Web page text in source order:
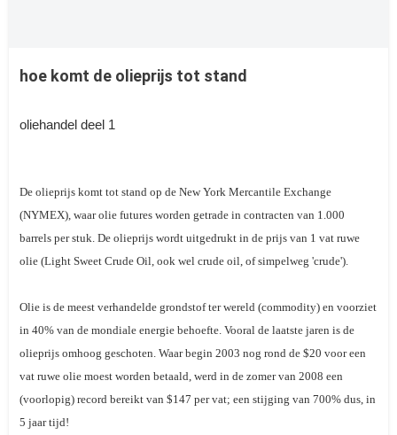
hoe komt de olieprijs tot stand
oliehandel deel 1
De olieprijs komt tot stand op de New York Mercantile Exchange
(NYMEX), waar olie futures worden getrade in contracten van 1.000
barrels per stuk. De olieprijs wordt uitgedrukt in de prijs van 1 vat ruwe
olie (Light Sweet Crude Oil, ook wel crude oil, of simpelweg 'crude').
Olie is de meest verhandelde grondstof ter wereld (commodity) en voorziet
in 40% van de mondiale energie behoefte. Vooral de laatste jaren is de
olieprijs omhoog geschoten. Waar begin 2003 nog rond de $20 voor een
vat ruwe olie moest worden betaald, werd in de zomer van 2008 een
(voorlopig) record bereikt van $147 per vat; een stijging van 700% dus, in
5 jaar tijd!